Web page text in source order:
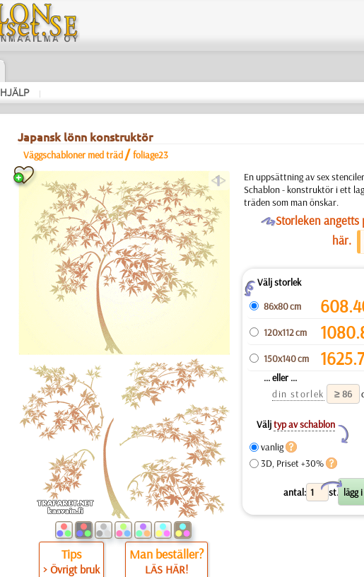
HJÄLP |
Japansk lönn konstruktör
Väggschabloner med träd /foliage23
a
Tips
> Övrigt bruk
Man beställer?
LÄS HÄR!
En uppsättning av sex
Schablon - konstruktör i ett
träden som man önskar.
OStorleken angetts
här.
ZVälj storlek
86x80 cm
120x112 cm
150x140 cm
... eller ...
din storlek
Väljtyp av schablon
Y
vanlig
3D, Priset +30%
antal: st.
X